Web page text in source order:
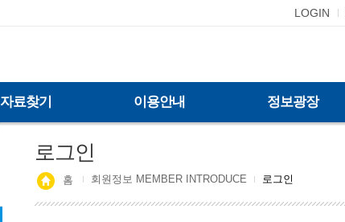
LOGIN
자료찾기 이용안내 정보광장
로그인
홈 회원정보 MEMBER INTRODUCE 로그인